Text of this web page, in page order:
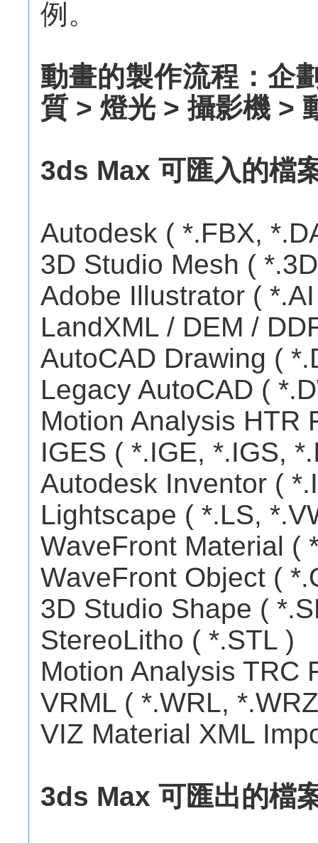
例。
動畫的製作流程：企
質 > 燈光 > 攝影機 >
3ds Max 可匯入的檔
Autodesk ( *.FBX,
3D Studio Mesh (
Adobe Illustrator (
LandXML / DEM /
AutoCAD Drawing (
Legacy AutoCAD (
Motion Analysis HTR
IGES ( *.IGE, *.IGS,
Autodesk Inventor (
Lightscape ( *.LS,
WaveFront Material (
WaveFront Object (
3D Studio Shape (
StereoLitho ( *.STL )
Motion Analysis TRC
VRML ( *.WRL,
VIZ Material XML
3ds Max 可匯出的檔